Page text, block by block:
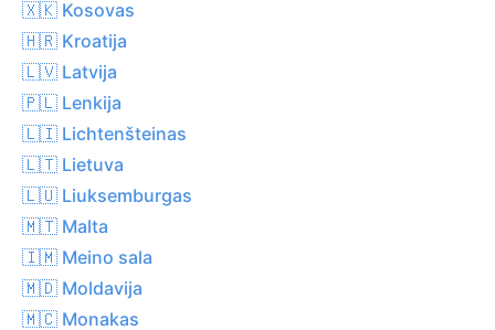
🇽🇰 Kosovas
🇭🇷 Kroatija
🇱🇻 Latvija
🇵🇱 Lenkija
🇱🇮 Lichtenšteinas
🇱🇹 Lietuva
🇱🇺 Liuksemburgas
🇲🇹 Malta
🇮🇲 Meino sala
🇲🇩 Moldavija
🇲🇨 Monakas